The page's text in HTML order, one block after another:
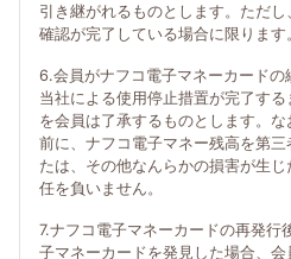
引き継がれるものとします。ただ
確認が完了している場合に限ります
6.会員がナフコ電子マネーカードの
当社による使用停止措置が完了す
を会員は了承するものとします。
前に、ナフコ電子マネー残高を第
たは、その他なんらかの損害が生
任を負いません。
7.ナフコ電子マネーカードの再発行
子マネーカードを発見した場合、